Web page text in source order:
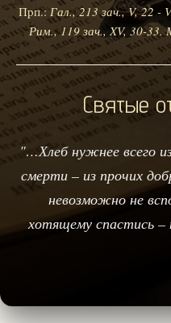
Прп.: Гал., 213 зач., V, 22 -
Рим., 119 зач., XV, 30-33.
Святые
"…Хлеб нужнее всего
смерти – из прочих
невозможно не
хотящему спастись